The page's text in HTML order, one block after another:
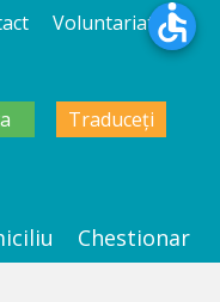
Voluntariat
Traduceți
Chestionar